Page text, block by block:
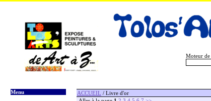
Moteur de
Menu ACCUEIL / Livre d'or